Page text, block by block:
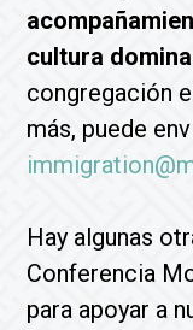
cultura
congregación
más, puede
Hay algunas
Conferencia
para apoyar a